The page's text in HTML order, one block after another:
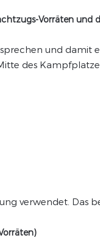
Vorräten und
und damit
des
verwendet. Das